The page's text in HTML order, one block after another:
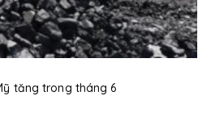
tăng trong tháng 6